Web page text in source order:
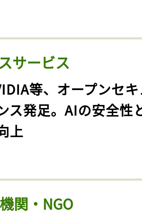
サービス
等、オープンセ
ス発足。AIの安全性
上
関・NGO